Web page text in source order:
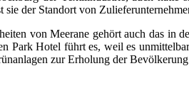
sie der Standort von
von Meerane gehört auch das in
Park Hotel führt es, weil es
zur Erholung der